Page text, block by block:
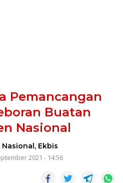
Pemancangan
Buatan
Nasional
Nasional, Ekbis
2021 - 14:56